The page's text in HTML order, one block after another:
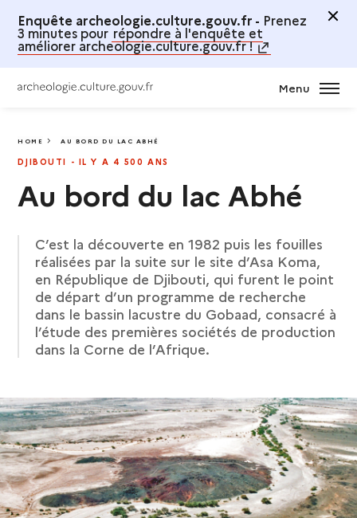
Enquête archeologie.culture.gouv.fr - Prenez
3 minutes pour répondre à l'enquête et
améliorer archeologie.culture.gouv.fr !
Menu
DJIBOUTI - IL Y A 4 500 ANS
Au bord du lac Abhé
C’est la découverte en 1982 puis les fouilles
réalisées par la suite sur le site d’Asa Koma,
en République de Djibouti, qui furent le point
de départ d’un programme de recherche
dans le bassin lacustre du Gobaad, consacré à
l’étude des premières sociétés de production
dans la Corne de l’Afrique.
HOME AU BORD DU LAC ABHÉ